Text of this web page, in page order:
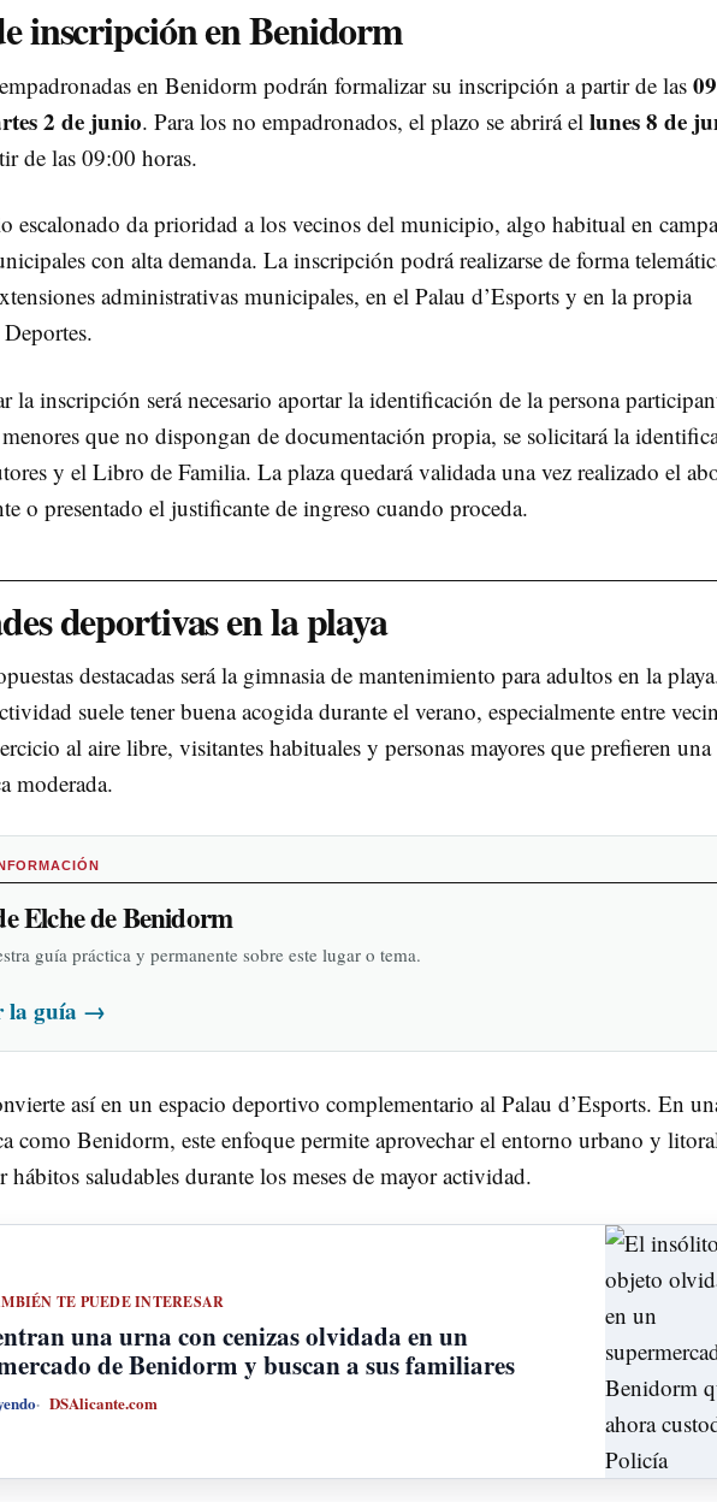
inscripción en Benidorm
en Benidorm podrán formalizar su inscripción a partir de las
2 de junio. Para los no empadronados, el plazo se abrirá el lunes 8 de
de las 09:00 horas.
escalonado da prioridad a los vecinos del municipio, algo habitual en
con alta demanda. La inscripción podrá realizarse de forma
administrativas municipales, en el Palau d’Esports y en la propia
la inscripción será necesario aportar la identificación de la persona
que no dispongan de documentación propia, se solicitará la
y el Libro de Familia. La plaza quedará validada una vez realizado el
o presentado el justificante de ingreso cuando proceda.
deportivas en la playa
destacadas será la gimnasia de mantenimiento para adultos en la
suele tener buena acogida durante el verano, especialmente entre
al aire libre, visitantes habituales y personas mayores que prefieren una
moderada.
Elche de Benidorm
guía práctica y permanente sobre este lugar o tema.
la guía →
así en un espacio deportivo complementario al Palau d’Esports. En
como Benidorm, este enfoque permite aprovechar el entorno urbano y
hábitos saludables durante los meses de mayor actividad.
TE PUEDE INTERESAR
una urna con cenizas olvidada en un
de Benidorm y buscan a sus familiares
DSAlicante.com